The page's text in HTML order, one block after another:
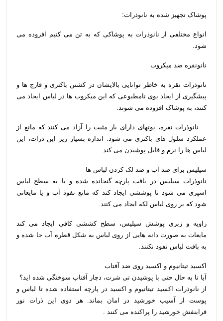
پوشاک تجهیز شده به نانوذرات:
انواع مختلفی از نانوذرات به پوشاکی که به تن می کنیم افزوده می
شود.
نانونقره ضد میکروب
نانوذرات نقره به خاطر توانایی بالایشان در کشتن باکتری و قارچ ها و
پیشگیری از ایجاد بوی نامطبوعی که این میکروب ها در لباس ایجاد می
کنند، به پوشاک افزوده می شوند.
نانوذرات نقره، یونهای دارای بار مثبت را آزاد می کنند که مانع از
عملکرد سلول های باکتری می شود. اندازه بسیار ریز این ذرات، این
لباس ها را نرم و قابل پوشیدن می کند.
سیلیس برای ضد آب و ضد لک کردن لباس ها
نانوذرات سیلیس در بافت پارچه گنجانده شده و یا به سطح لباس
اسپری می شود تا پوششی ایجاد کند که مانع نفوذ آب و یا مایعاتی
شود که بر روی لباس لکه ایجاد می کنند.
زاویه و زبری پوشش سیلیس، سطح کششی کافی ایجاد می کند
مایعات به صورت دانه هایی از روی لباس به شکل قطره آب جا شده و
به بافت لباس نفوذ نکنند.
اکسید تیتانیوم و اکسید روی ضد آفتاب
آیا تا به حال حتی با پوشیدن تی شرت، دچار آفتاب سوختگی شده اید؟
از نانوذرات اکسید تیتانیوم و اکسید در پارچه استفاده شده تا لباس و
پوست از آسیب خورشید در امان بماند. هر دوی این ذرات نور
فرابنفش خورشید را پراکنده می کنند .